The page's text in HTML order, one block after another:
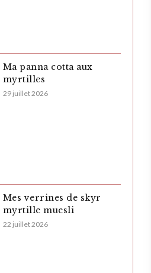
Ma panna cotta aux
myrtilles
29 juillet 2026
Mes verrines de skyr
myrtille muesli
22 juillet 2026